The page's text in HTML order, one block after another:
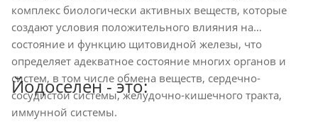
комплекс биологически активных веществ, которые
создают условия положительного влияния на
состояние и функцию щитовидной железы, что
определяет адекватное состояние многих органов и
систем, в том числе обмена веществ, сердечно-
сосудистой системы, желудочно-кишечного тракта,
иммунной системы.
Йодоселен - это: